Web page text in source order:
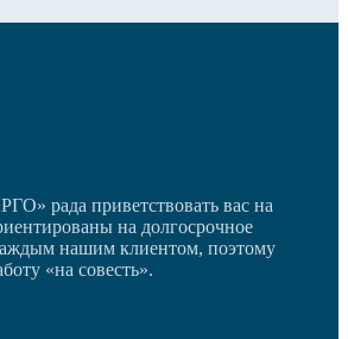
рада приветствовать вас на
на долгосрочное
нашим клиентом, поэтому
«на совесть».